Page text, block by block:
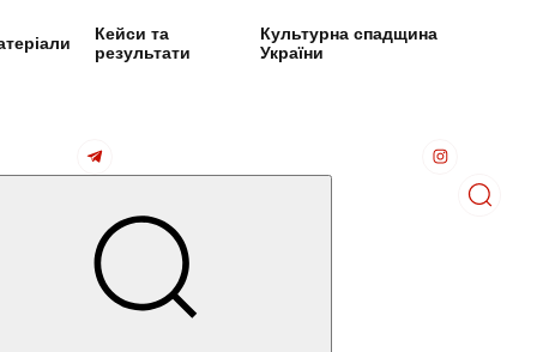
Кейси та
результати
Культурна спадщина
України